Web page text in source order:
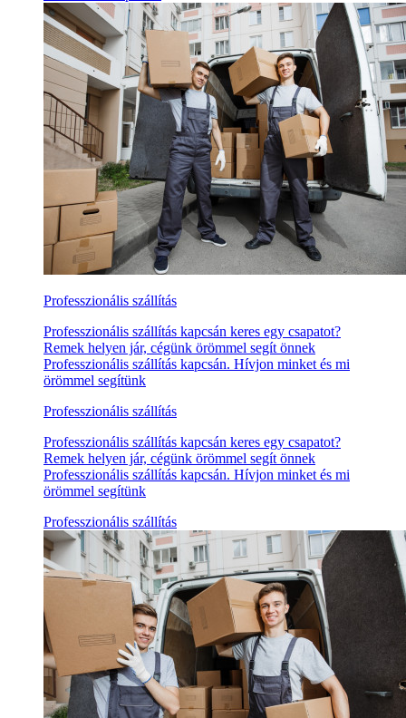
Professzionális szállítás
Professzionális szállítás kapcsán keres egy csapatot?
Remek helyen jár, cégünk örömmel segít önnek
Professzionális szállítás kapcsán. Hívjon minket és mi
örömmel segítünk
Professzionális szállítás
Professzionális szállítás kapcsán keres egy csapatot?
Remek helyen jár, cégünk örömmel segít önnek
Professzionális szállítás kapcsán. Hívjon minket és mi
örömmel segítünk
Professzionális szállítás